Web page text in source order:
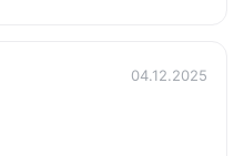
04.12.2025